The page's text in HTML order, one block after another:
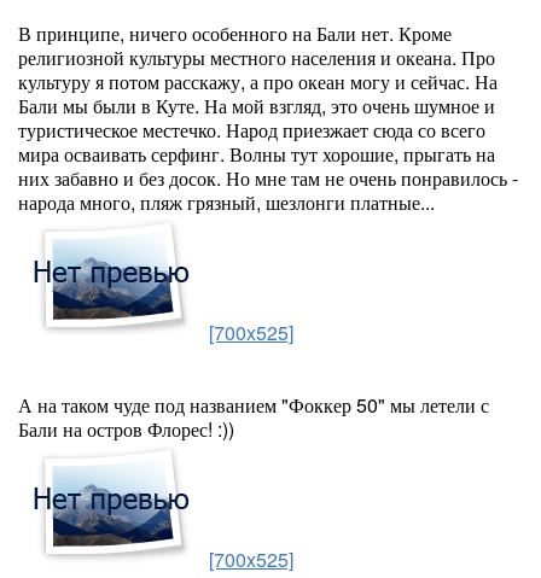
В принципе, ничего особенного на Бали нет. Кроме
религиозной культуры местного населения и океана. Про
культуру я потом расскажу, а про океан могу и сейчас. На
Бали мы были в Куте. На мой взгляд, это очень шумное и
туристическое местечко. Народ приезжает сюда со всего
мира осваивать серфинг. Волны тут хорошие, прыгать на
них забавно и без досок. Но мне там не очень понравилось -
народа много, пляж грязный, шезлонги платные...
[700x525]
А на таком чуде под названием "Фоккер 50" мы летели с
Бали на остров Флорес! :))
[700x525]